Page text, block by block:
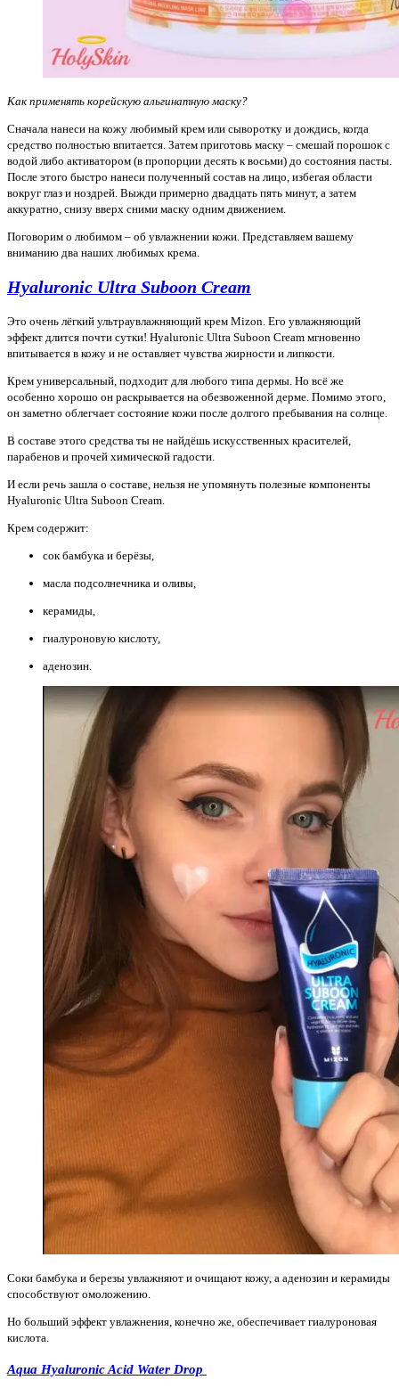
Как применять корейскую альгинатную маску?
Сначала нанеси на кожу любимый крем или сыворотку и дождись, когда
средство полностью впитается. Затем приготовь маску – смешай порошок с
водой либо активатором (в пропорции десять к восьми) до состояния пасты.
После этого быстро нанеси полученный состав на лицо, избегая области
вокруг глаз и ноздрей. Выжди примерно двадцать пять минут, а затем
аккуратно, снизу вверх сними маску одним движением.
Поговорим о любимом – об увлажнении кожи. Представляем вашему
вниманию два наших любимых крема.
Hyaluronic Ultra Suboon Cream
Это очень лёгкий ультраувлажняющий крем Mizon. Его увлажняющий
эффект длится почти сутки! Hyaluronic Ultra Suboon Cream мгновенно
впитывается в кожу и не оставляет чувства жирности и липкости.
Крем универсальный, подходит для любого типа дермы. Но всё же
особенно хорошо он раскрывается на обезвоженной дерме. Помимо этого,
он заметно облегчает состояние кожи после долгого пребывания на солнце.
В составе этого средства ты не найдёшь искусственных красителей,
парабенов и прочей химической гадости.
И если речь зашла о составе, нельзя не упомянуть полезные компоненты
Hyaluronic Ultra Suboon Cream.
Крем содержит:
сок бамбука и берёзы,
масла подсолнечника и оливы,
керамиды,
гиалуроновую кислоту,
аденозин.
Соки бамбука и березы увлажняют и очищают кожу, а аденозин и керамиды
способствуют омоложению.
Но больший эффект увлажнения, конечно же, обеспечивает гиалуроновая
кислота.
Aqua Hyaluronic Acid Water Drop